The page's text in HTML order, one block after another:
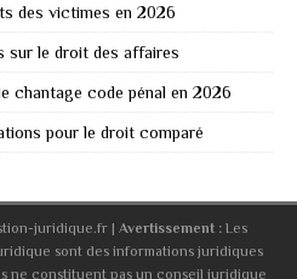
des victimes en 2026
sur le droit des affaires
chantage code pénal en 2026
pour le droit comparé
juridique.fr | Avertissement :Les
sont des informations juridiques
ne constituent pas un conseil juridique